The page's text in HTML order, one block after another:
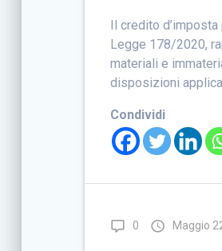
Il credito
Legge 178/2020,
materiali e
disposizioni
Condividi
0 Maggio